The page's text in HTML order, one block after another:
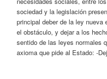
sociedad y la legislación
principal deber de la ley
el obstáculo, y dejar a los
sentido de las leyes normales
axioma que pide al Estado: -